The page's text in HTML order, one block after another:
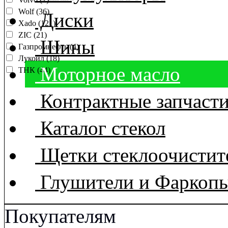
Wolf (36)
Xado (121)
ZIC (21)
Газпромнефть (4)
Лукойл (18)
ТНК (44)
Диски
Шины
Моторное масло
Контрактные
Каталог стекол
Щетки
Глушители и
Покупателям